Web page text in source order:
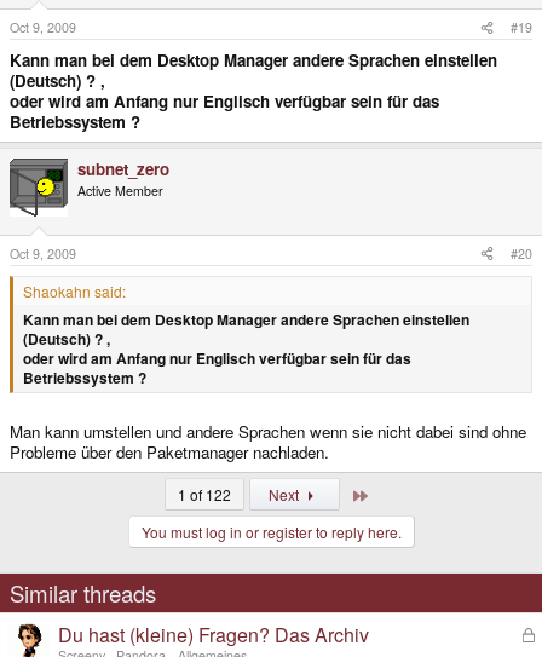
Oct 9, 2009 #19
Kann man bei dem Desktop Manager andere Sprachen einstellen
(Deutsch) ? ,
oder wird am Anfang nur Englisch verfügbar sein für das
Betriebssystem ?
subnet_zero
Active Member
Oct 9, 2009 #20
Shaokahn said:
Kann man bei dem Desktop Manager andere Sprachen einstellen
(Deutsch) ? ,
oder wird am Anfang nur Englisch verfügbar sein für das
Betriebssystem ?
Man kann umstellen und andere Sprachen wenn sie nicht dabei sind ohne
Probleme über den Paketmanager nachladen.
1 of 122 Next
You must log in or register to reply here.
Similar threads
L
Du hast (kleine) Fragen? Das Archiv